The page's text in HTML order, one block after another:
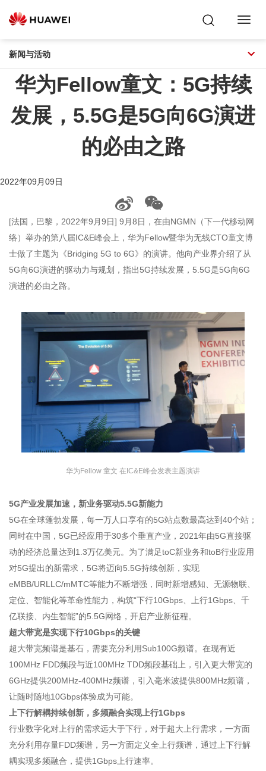
新闻与活动
华为Fellow童文：5G持续
发展，5.5G是5G向6G演进
的必由之路
2022年09月09日
[法国，巴黎，2022年9月9日] 9月8日，在由NGMN（下一代移动网
络）举办的第八届IC&E峰会上，华为Fellow暨华为无线CTO童文博
士做了主题为《Bridging 5G to 6G》的演讲。他向产业界介绍了从
5G向6G演进的驱动力与规划，指出5G持续发展，5.5G是5G向6G
演进的必由之路。
华为Fellow 童文 在IC&E峰会发表主题演讲
5G产业发展加速，新业务驱动5.5G新能力
5G在全球蓬勃发展，每一万人口享有的5G站点数最高达到40个站；
同时在中国，5G已经应用于30多个垂直产业，2021年由5G直接驱
动的经济总量达到1.3万亿美元。为了满足toC新业务和toB行业应用
对5G提出的新需求，5G将迈向5.5G持续创新，实现
eMBB/URLLC/mMTC等能力不断增强，同时新增感知、无源物联、
定位、智能化等革命性能力，构筑“下行10Gbps、上行1Gbps、千
亿联接、内生智能”的5.5G网络，开启产业新征程。
超大带宽是实现下行10Gbps的关键
超大带宽频谱是基石，需要充分利用Sub100G频谱。在现有近
100MHz FDD频段与近100MHz TDD频段基础上，引入更大带宽的
6GHz提供200MHz-400MHz频谱，引入毫米波提供800MHz频谱，
让随时随地10Gbps体验成为可能。
上下行解耦持续创新，多频融合实现上行1Gbps
行业数字化对上行的需求远大于下行，对于超大上行需求，一方面
充分利用存量FDD频谱，另一方面定义全上行频谱，通过上下行解
耦实现多频融合，提供1Gbps上行速率。